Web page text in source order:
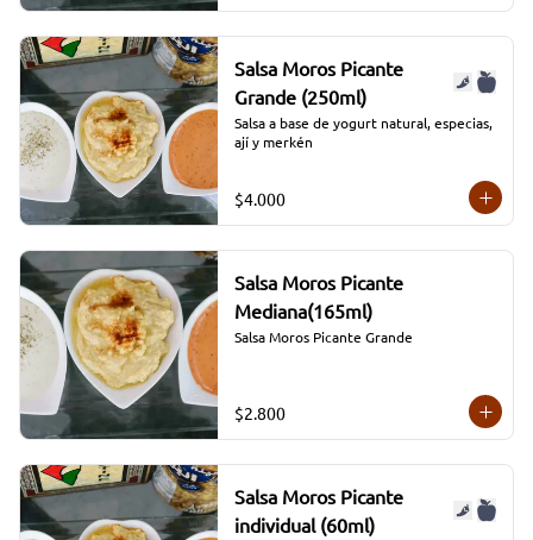
Salsa Moros Picante
Grande (250ml)
Salsa a base de yogurt natural, especias,
ají y merkén
$4.000
Salsa Moros Picante
Mediana(165ml)
Salsa Moros Picante Grande
$2.800
Salsa Moros Picante
individual (60ml)